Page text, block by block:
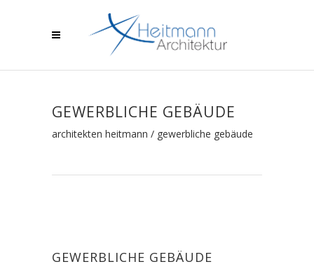
GEWERBLICHE GEBÄUDE
architekten heitmann / gewerbliche gebäude
GEWERBLICHE GEBÄUDE